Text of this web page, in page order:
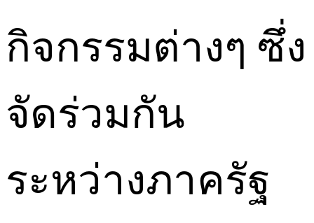
กิจกรรมต่างๆ ซึ่ง
จัดร่วมกัน
ระหว่างภาครัฐ